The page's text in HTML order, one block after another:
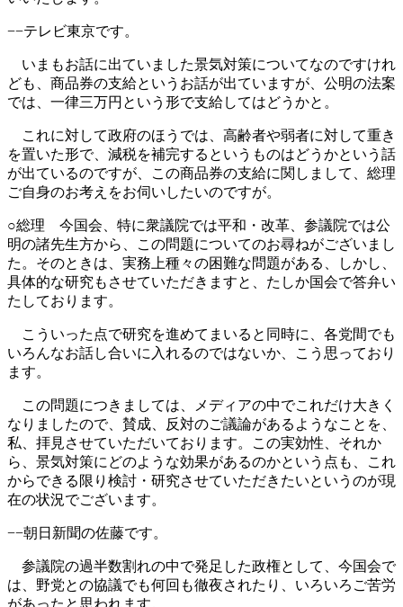
−−テレビ東京です。
いまもお話に出ていました景気対策についてなのですけれ
ども、商品券の支給というお話が出ていますが、公明の法案
では、一律三万円という形で支給してはどうかと。
これに対して政府のほうでは、高齢者や弱者に対して重き
を置いた形で、減税を補完するというものはどうかという話
が出ているのですが、この商品券の支給に関しまして、総理
ご自身のお考えをお伺いしたいのですが。
○総理 今国会、特に衆議院では平和・改革、参議院では公
明の諸先生方から、この問題についてのお尋ねがございまし
た。そのときは、実務上種々の困難な問題がある、しかし、
具体的な研究もさせていただきますと、たしか国会で答弁い
たしております。
こういった点で研究を進めてまいると同時に、各党間でも
いろんなお話し合いに入れるのではないか、こう思っており
ます。
この問題につきましては、メディアの中でこれだけ大きく
なりましたので、賛成、反対のご議論があるようなことを、
私、拝見させていただいております。この実効性、それか
ら、景気対策にどのような効果があるのかという点も、これ
からできる限り検討・研究させていただきたいというのが現
在の状況でございます。
−−朝日新聞の佐藤です。
参議院の過半数割れの中で発足した政権として、今国会で
は、野党との協議でも何回も徹夜されたり、いろいろご苦労
があったと思われます。